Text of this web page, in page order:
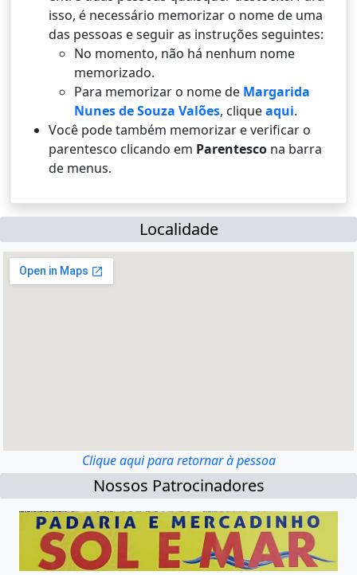
isso, é necessário memorizar o nome de uma
das pessoas e seguir as instruções seguintes:
No momento, não há nenhum nome
memorizado.
Para memorizar o nome de Margarida
Nunes de Souza Valões, cliqueaqui.
Você pode também memorizar e verificar o
parentesco clicando em Parentesco na barra
de menus.
Localidade
Clique aqui para retornar à pessoa
Nossos Patrocinadores